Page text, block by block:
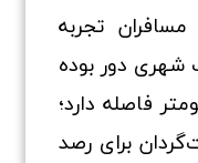
تجربه
شهری دور بوده
بیش از ۶۰ کیلومتر فاصله دارد؛
برای رصد